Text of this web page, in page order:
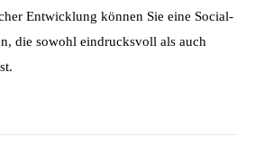
Entwicklung können Sie eine Social-
die sowohl eindrucksvoll als auch